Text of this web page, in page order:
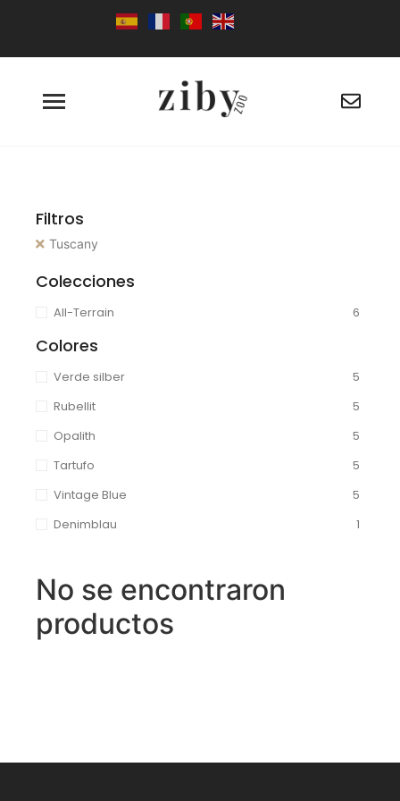
Filtros
Tuscany
Colecciones
All-Terrain 6
Colores
Verde silber
5
Rubellit
5
Opalith
5
Tartufo
5
Vintage Blue
5
Denimblau
1
No se encontraron
productos